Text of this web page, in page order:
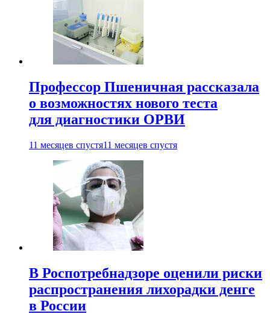
Профессор Пшеничная рассказала
о возможностях нового теста
для диагностики ОРВИ
11 месяцев спустя11 месяцев спустя
В Роспотребнадзоре оценили риски
распространения лихорадки денге
в России